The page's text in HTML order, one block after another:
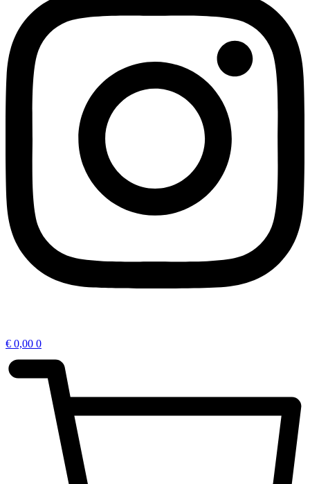
€ 0,00 0